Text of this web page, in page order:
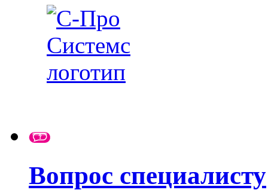
Вопрос специалисту